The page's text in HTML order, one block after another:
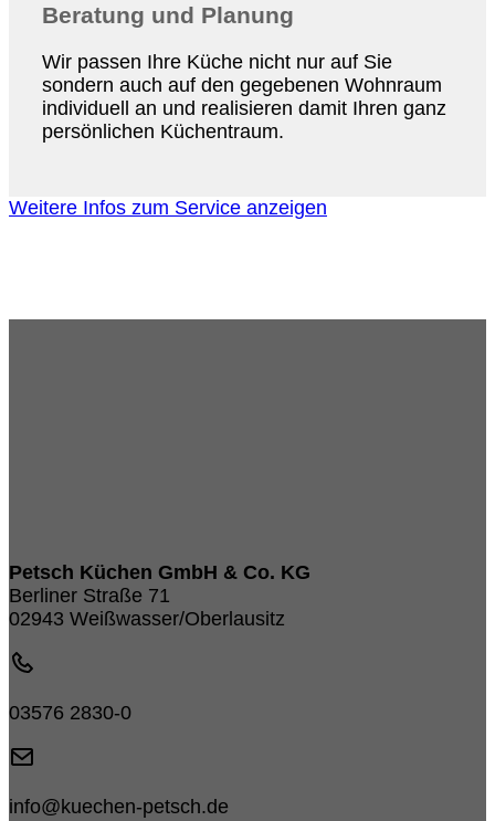
Beratung und Planung
Wir passen Ihre Küche nicht nur auf Sie
sondern auch auf den gegebenen Wohnraum
individuell an und realisieren damit Ihren ganz
persönlichen Küchentraum.
Weitere Infos zum Service anzeigen
Petsch Küchen GmbH & Co. KG
Berliner Straße 71
02943 Weißwasser/Oberlausitz
03576 2830-0
info@kuechen-petsch.de